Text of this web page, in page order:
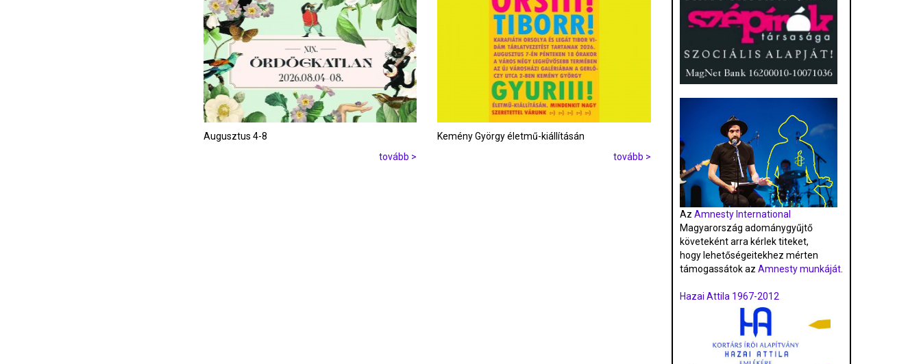
Augusztus 4-8
tovább >
Kemény György életmű-kiállításán
tovább >
Az Amnesty International
Magyarország adománygyűjtő
követeként arra kérlek titeket,
hogy lehetőségeitekhez mérten
támogassátok az Amnesty munkáját.
Hazai Attila 1967-2012